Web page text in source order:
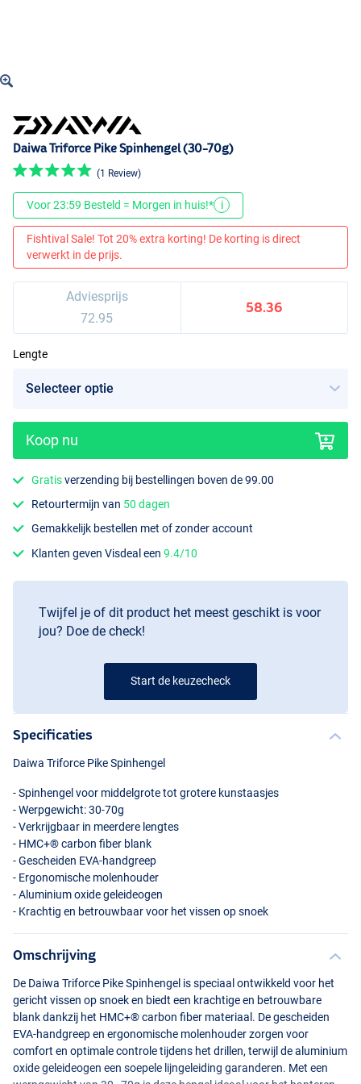
Daiwa Triforce Pike Spinhengel (30-70g)
(1 Review)
Voor 23:59 Besteld = Morgen in huis!* i
Fishtival Sale! Tot 20% extra korting! De korting is direct
verwerkt in de prijs.
Adviesprijs
72.95
58.36
Lengte
Koop nu
Gratisverzending bij bestellingen boven de 99.00
Retourtermijn van 50 dagen
Gemakkelijk bestellen met of zonder account
Klanten geven Visdeal een9.4/10
Twijfel je of dit product het meest geschikt is voor
jou? Doe de check!
Start de keuzecheck
Specificaties
Daiwa Triforce Pike Spinhengel
- Spinhengel voor middelgrote tot grotere kunstaasjes
- Werpgewicht: 30-70g
- Verkrijgbaar in meerdere lengtes
- HMC+® carbon fiber blank
- Gescheiden EVA-handgreep
- Ergonomische molenhouder
- Aluminium oxide geleideogen
- Krachtig en betrouwbaar voor het vissen op snoek
Omschrijving
De Daiwa Triforce Pike Spinhengel is speciaal ontwikkeld voor het
gericht vissen op snoek en biedt een krachtige en betrouwbare
blank dankzij het HMC+® carbon fiber materiaal. De gescheiden
EVA-handgreep en ergonomische molenhouder zorgen voor
comfort en optimale controle tijdens het drillen, terwijl de aluminium
oxide geleideogen een soepele lijngeleiding garanderen. Met een